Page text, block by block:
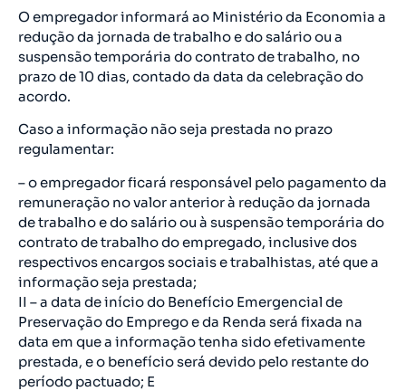
O empregador informará ao Ministério da Economia a
redução da jornada de trabalho e do salário ou a
suspensão temporária do contrato de trabalho, no
prazo de 10 dias, contado da data da celebração do
acordo.
Caso a informação não seja prestada no prazo
regulamentar:
– o empregador ficará responsável pelo pagamento da
remuneração no valor anterior à redução da jornada
de trabalho e do salário ou à suspensão temporária do
contrato de trabalho do empregado, inclusive dos
respectivos encargos sociais e trabalhistas, até que a
informação seja prestada;
II – a data de início do Benefício Emergencial de
Preservação do Emprego e da Renda será fixada na
data em que a informação tenha sido efetivamente
prestada, e o benefício será devido pelo restante do
período pactuado; E